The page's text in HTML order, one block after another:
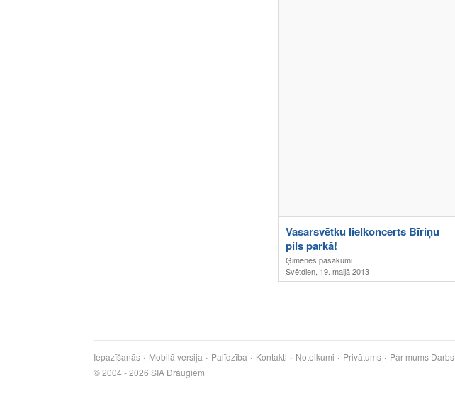
Vasarsvētku lielkoncerts Bīriņu
pils parkā!
Ģimenes pasākumi
Svētdien, 19. maijā 2013
Iepazīšanās Mobilā versija Palīdzība Kontakti Noteikumi Privātums Par mums Darbs
© 2004 - 2026 SIA Draugiem